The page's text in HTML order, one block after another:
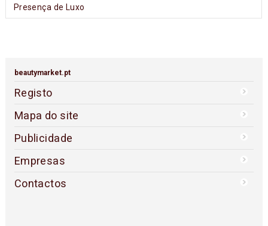
Presença de Luxo
beautymarket.pt
Registo
Mapa do site
Publicidade
Empresas
Contactos